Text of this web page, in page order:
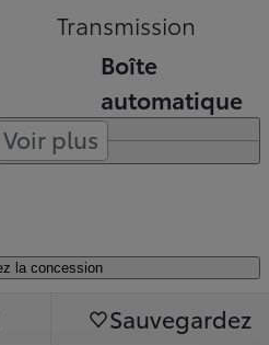
Transmission
Boîte
automatique
Voir plus
la concession
Sauvegardez